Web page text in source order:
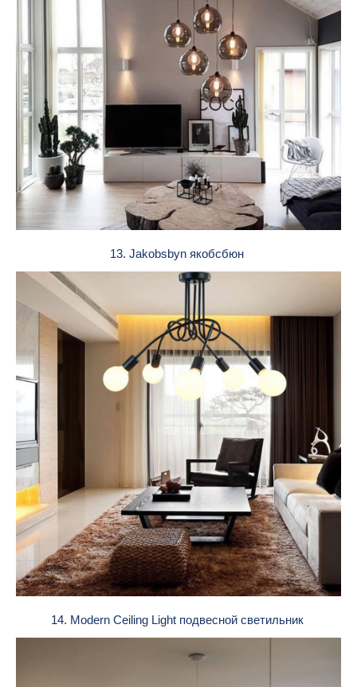
13. Jakobsbyn якобсбюн
14. Modern Ceiling Light подвесной светильник